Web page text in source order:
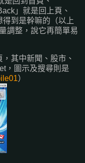
」就是回上頁、
得到是幹嘛的（以上
調整，說它再簡單易
其中新聞、股市、
，圖示及搜尋則是
）